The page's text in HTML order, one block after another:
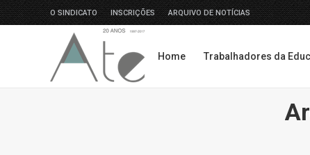
O SINDICATO INSCRIÇÕES ARQUIVO DE NOTÍCIAS
Home Trabalhadores da
Home Trabalhadores da